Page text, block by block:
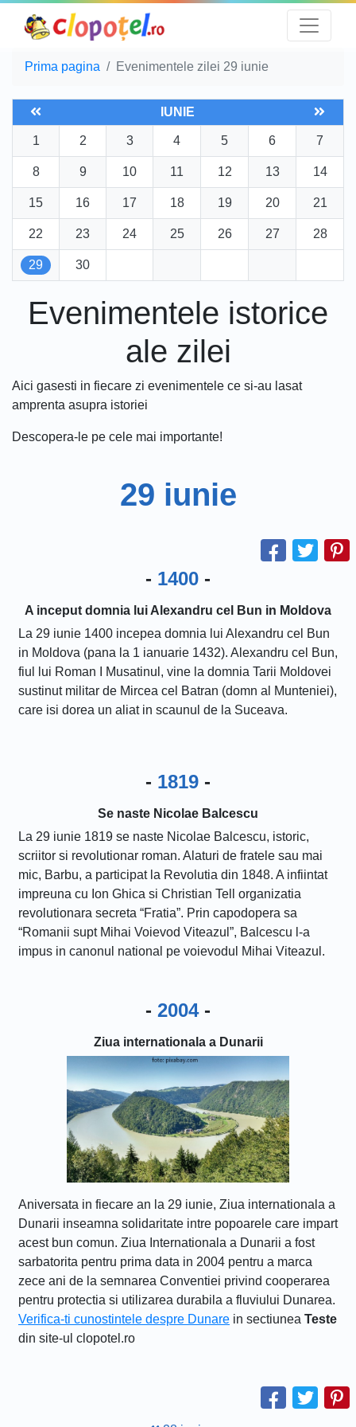
Prima pagina Evenimentele zilei 29 iunie
IUNIE
1 2 3 4 5 6 7
8 9 10 11 12 13 14
15 16 17 18 19 20 21
22 23 24 25 26 27 28
29 30
Evenimentele istorice
ale zilei
Aici gasesti in fiecare zi evenimentele ce si-au lasat
amprenta asupra istoriei
Descopera-le pe cele mai importante!
29 iunie
- 1400 -
A inceput domnia lui Alexandru cel Bun in Moldova
La 29 iunie 1400 incepea domnia lui Alexandru cel Bun
in Moldova (pana la 1 ianuarie 1432). Alexandru cel Bun,
fiul lui Roman I Musatinul, vine la domnia Tarii Moldovei
sustinut militar de Mircea cel Batran (domn al Munteniei),
care isi dorea un aliat in scaunul de la Suceava.
- 1819 -
Se naste Nicolae Balcescu
La 29 iunie 1819 se naste Nicolae Balcescu, istoric,
scriitor si revolutionar roman. Alaturi de fratele sau mai
mic, Barbu, a participat la Revolutia din 1848. A infiintat
impreuna cu Ion Ghica si Christian Tell organizatia
revolutionara secreta “Fratia”. Prin capodopera sa
“Romanii supt Mihai Voievod Viteazul”, Balcescu l-a
impus in canonul national pe voievodul Mihai Viteazul.
- 2004-
Ziua internationala a Dunarii
Aniversata in fiecare an la 29 iunie, Ziua internationala a
Dunarii inseamna solidaritate intre popoarele care impart
acest bun comun. Ziua Internationala a Dunarii a fost
sarbatorita pentru prima data in 2004 pentru a marca
zece ani de la semnarea Conventiei privind cooperarea
pentru protectia si utilizarea durabila a fluviului Dunarea.
Verifica-ti cunostintele despre Dunare in sectiunea Teste
din site-ul clopotel.ro